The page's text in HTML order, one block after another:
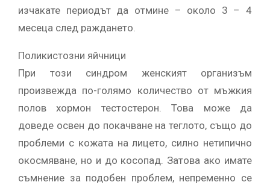
изчакате периодът да отмине – около 3 – 4
месеца след раждането.
Поликистозни яйчници
При този синдром женският организъм
произвежда по-голямо количество от мъжкия
полов хормон тестостерон. Това може да
доведе освен до покачване на теглото, също до
проблеми с кожата на лицето, силно нетипично
окосмяване, но и до косопад. Затова ако имате
съмнение за подобен проблем, непременно се